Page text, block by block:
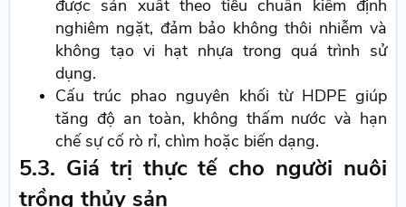
được sản xuất theo tiêu chuẩn kiểm định
nghiêm ngặt, đảm bảo không thôi nhiễm và
không tạo vi hạt nhựa trong quá trình sử
dụng.
Cấu trúc phao nguyên khối từ HDPE giúp
tăng độ an toàn, không thấm nước và hạn
chế sự cố rò rỉ, chìm hoặc biến dạng.
5.3. Giá trị thực tế cho người nuôi
trồng thủy sản